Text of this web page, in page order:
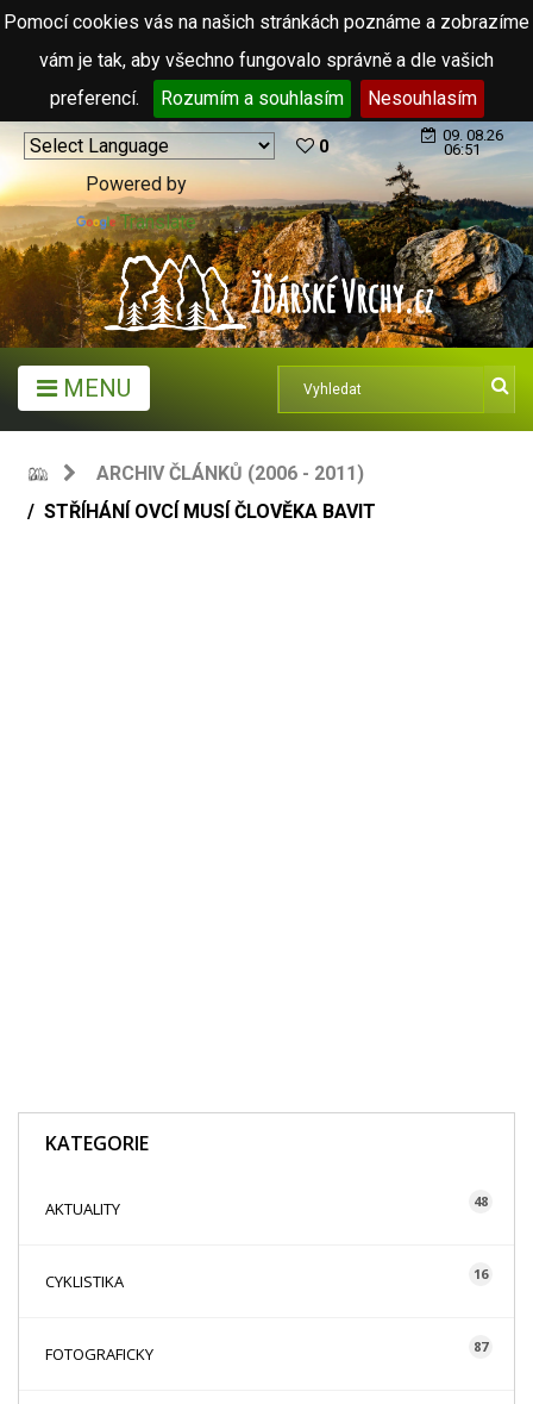
Pomocí cookies vás na našich stránkách poznáme a zobrazíme
vám je tak, aby všechno fungovalo správně a dle vašich
preferencí.
Rozumím a souhlasím Nesouhlasím
Powered by
Translate
0
09. 08.26
06:51
MENU
ARCHIV ČLÁNKŮ (2006 - 2011)
STŘÍHÁNÍ OVCÍ MUSÍ ČLOVĚKA BAVIT
KATEGORIE
AKTUALITY 48
CYKLISTIKA 16
FOTOGRAFICKY 87